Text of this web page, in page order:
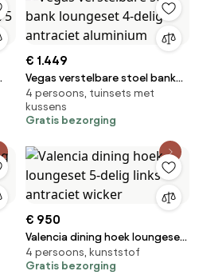
€ 1.449
Vegas verstelbare stoel bank
loungeset 4-delig antraciet
aluminium
4 persoons, tuinsets met
kussens
Gratis bezorging
€ 950
Valencia dining hoek loungeset
5-delig links antraciet wicker
4 persoons, kunststof
Gratis bezorging